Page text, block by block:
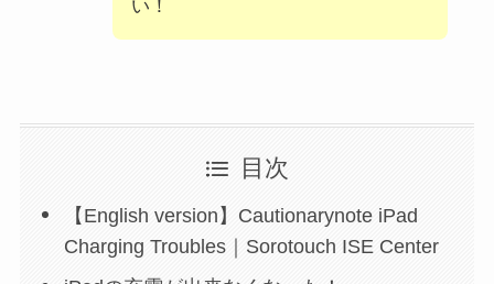
い！
目次
【English version】Cautionarynote iPad
Charging Troubles｜Sorotouch ISE Center